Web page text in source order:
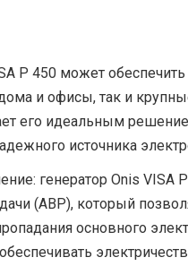
P 450 может
дома и офисы, так и
его идеальным
источника
генератор Onis VISA
(АВР), который
основного